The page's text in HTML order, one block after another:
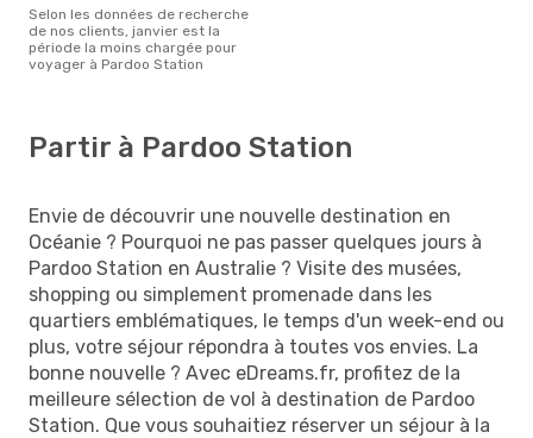
Selon les données de recherche
de nos clients, janvier est la
période la moins chargée pour
voyager à Pardoo Station
Partir à Pardoo Station
Envie de découvrir une nouvelle destination en
Océanie ? Pourquoi ne pas passer quelques jours à
Pardoo Station en Australie ? Visite des musées,
shopping ou simplement promenade dans les
quartiers emblématiques, le temps d'un week-end ou
plus, votre séjour répondra à toutes vos envies. La
bonne nouvelle ? Avec eDreams.fr, profitez de la
meilleure sélection de vol à destination de Pardoo
Station. Que vous souhaitiez réserver un séjour à la